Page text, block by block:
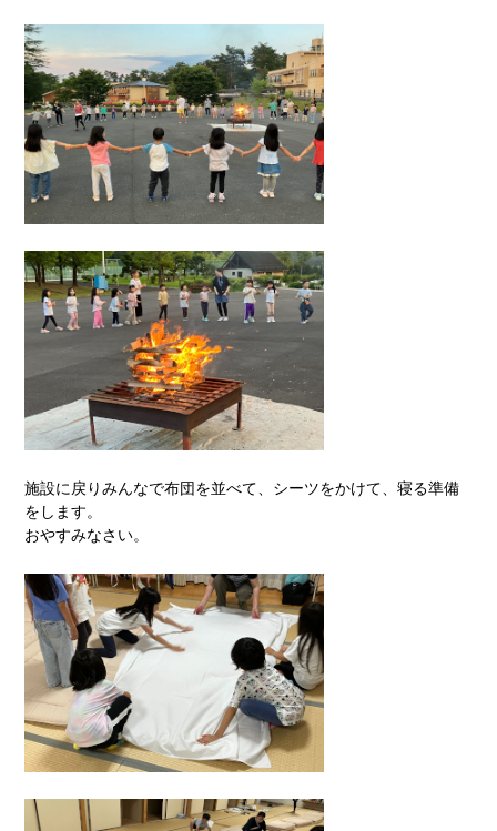
施設に戻りみんなで布団を並べて、シーツをかけて、寝る準備
をします。
おやすみなさい。